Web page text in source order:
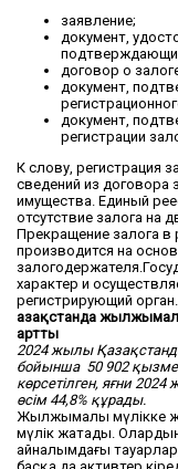
заявление;
документ,
договор о
документ,
документ,
регистрации
К слову, регистрация
сведений из договора
имущества. Единый
отсутствие залога на
Прекращение залога в
производится на
характер и
регистрирующий орган.
Қазақстанда
артты
2024 жылы
бойынша 50 902
көрсетілген, яғни
өсім 44,8% құрады.
Жылжымалы мүлікке
мүлік жатады.
айналымдағы